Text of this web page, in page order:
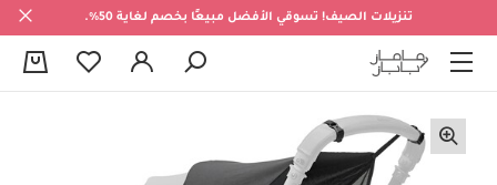
تنزيلات الصيف! تسوقي الأفضل مبيعًا بخصم لغاية 50%.